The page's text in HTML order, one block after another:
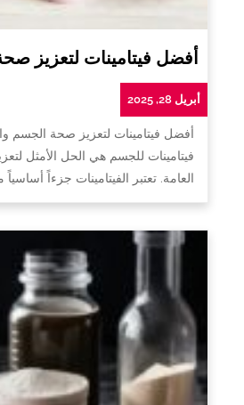
أفضل فيتامينات لتعزيز
أبريل 28, 2025
أفضل فيتامينات لتعزيز صحة الجسم
فيتامينات للجسم هي الحل الأمثل
العامة. تعتبر الفيتامينات جزءاً